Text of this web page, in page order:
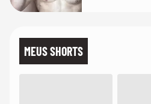
MEUS SHORTS